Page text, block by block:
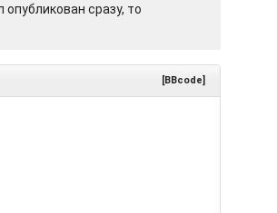
сразу, то
[BBcode]